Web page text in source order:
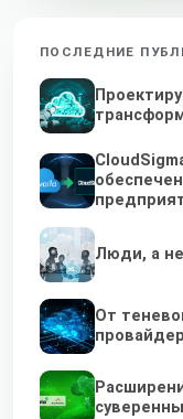
ПОСЛЕДНИЕ
Люди, а
От